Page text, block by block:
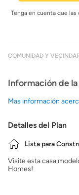
Tenga en cuenta que
COMUNIDAD Y
Información de
Mas información
Detalles del Plan
Lista para
Visite esta casa
Homes!